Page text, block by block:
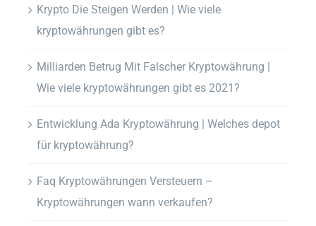
Krypto Die Steigen Werden | Wie viele
kryptowährungen gibt es?
Milliarden Betrug Mit Falscher Kryptowährung |
Wie viele kryptowährungen gibt es 2021?
Entwicklung Ada Kryptowährung | Welches depot
für kryptowährung?
Faq Kryptowährungen Versteuern –
Kryptowährungen wann verkaufen?